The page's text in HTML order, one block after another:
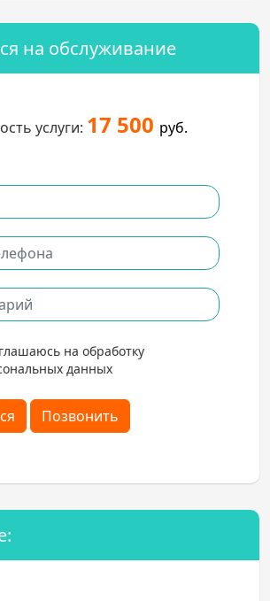
на обслуживание
услуги: 17 500 руб.
на обработку
данных
Позвонить